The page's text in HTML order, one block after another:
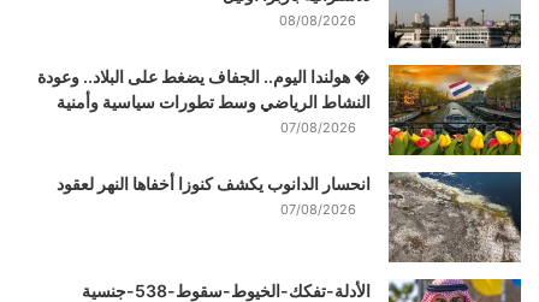
08/08/2026
� هولندا اليوم.. الجفاف يضغط على البلاد.. وعودة
النشاط الرياضي وسط تطورات سياسية وأمنية
07/08/2026
انحسار الدانوب يكشف كنوزا أخفاها النهر لعقود
07/08/2026
الأدلة-تفكك-الخيوط-سقوط-538-جنسية